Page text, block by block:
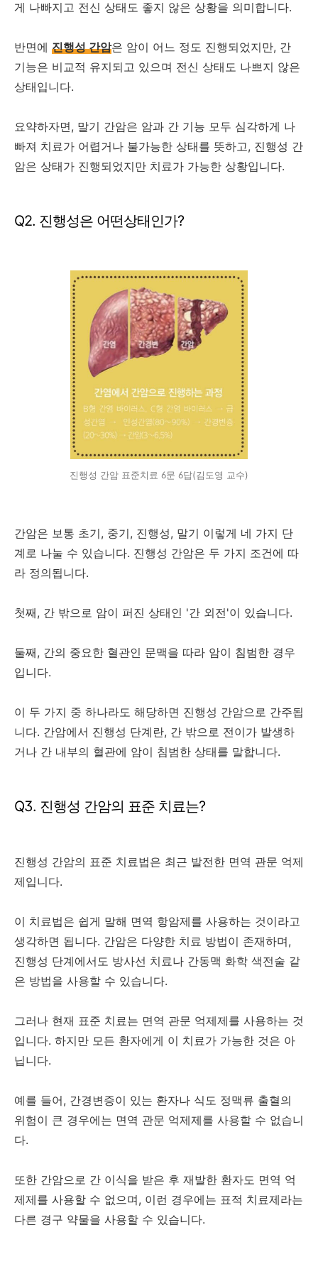
게 나빠지고 전신 상태도 좋지 않은 상황을 의미합니다.
반면에 진행성 간암은 암이 어느 정도 진행되었지만, 간
기능은 비교적 유지되고 있으며 전신 상태도 나쁘지 않은
상태입니다.
요약하자면, 말기 간암은 암과 간 기능 모두 심각하게 나
빠져 치료가 어렵거나 불가능한 상태를 뜻하고, 진행성 간
암은 상태가 진행되었지만 치료가 가능한 상황입니다.
Q2. 진행성은 어떤상태인가?
진행성 간암 표준치료 6문 6답(김도영 교수)
간암은 보통 초기, 중기, 진행성, 말기 이렇게 네 가지 단
계로 나눌 수 있습니다. 진행성 간암은 두 가지 조건에 따
라 정의됩니다.
첫째, 간 밖으로 암이 퍼진 상태인 '간 외전'이 있습니다.
둘째, 간의 중요한 혈관인 문맥을 따라 암이 침범한 경우
입니다.
이 두 가지 중 하나라도 해당하면 진행성 간암으로 간주됩
니다. 간암에서 진행성 단계란, 간 밖으로 전이가 발생하
거나 간 내부의 혈관에 암이 침범한 상태를 말합니다.
Q3. 진행성 간암의 표준 치료는?
진행성 간암의 표준 치료법은 최근 발전한 면역 관문 억제
제입니다.
이 치료법은 쉽게 말해 면역 항암제를 사용하는 것이라고
생각하면 됩니다. 간암은 다양한 치료 방법이 존재하며,
진행성 단계에서도 방사선 치료나 간동맥 화학 색전술 같
은 방법을 사용할 수 있습니다.
그러나 현재 표준 치료는 면역 관문 억제제를 사용하는 것
입니다. 하지만 모든 환자에게 이 치료가 가능한 것은 아
닙니다.
예를 들어, 간경변증이 있는 환자나 식도 정맥류 출혈의
위험이 큰 경우에는 면역 관문 억제제를 사용할 수 없습니
다.
또한 간암으로 간 이식을 받은 후 재발한 환자도 면역 억
제제를 사용할 수 없으며, 이런 경우에는 표적 치료제라는
다른 경구 약물을 사용할 수 있습니다.